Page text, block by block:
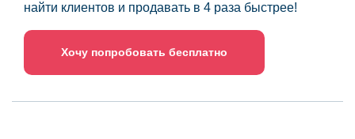
найти клиентов и продавать в 4 раза быстрее!
Хочу попробовать бесплатно